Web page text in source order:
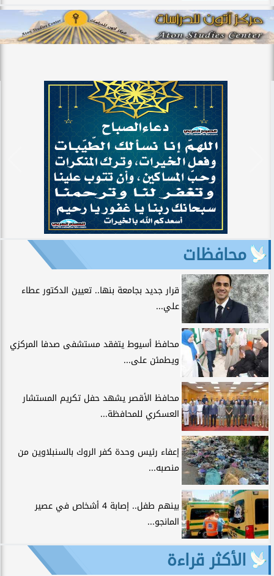
محافظات
قرار جديد بجامعة بنها.. تعيين الدكتور عطاء
علي...
محافظ أسيوط يتفقد مستشفى صدفا المركزي
ويطمئن على...
محافظ الأقصر يشهد حفل تكريم المستشار
العسكري للمحافظة...
إعفاء رئيس وحدة كفر الروك بالسنبلاوين من
منصبه...
بينهم طفل.. إصابة 4 أشخاص في عصير
المانجو...
الأكثر قراءة